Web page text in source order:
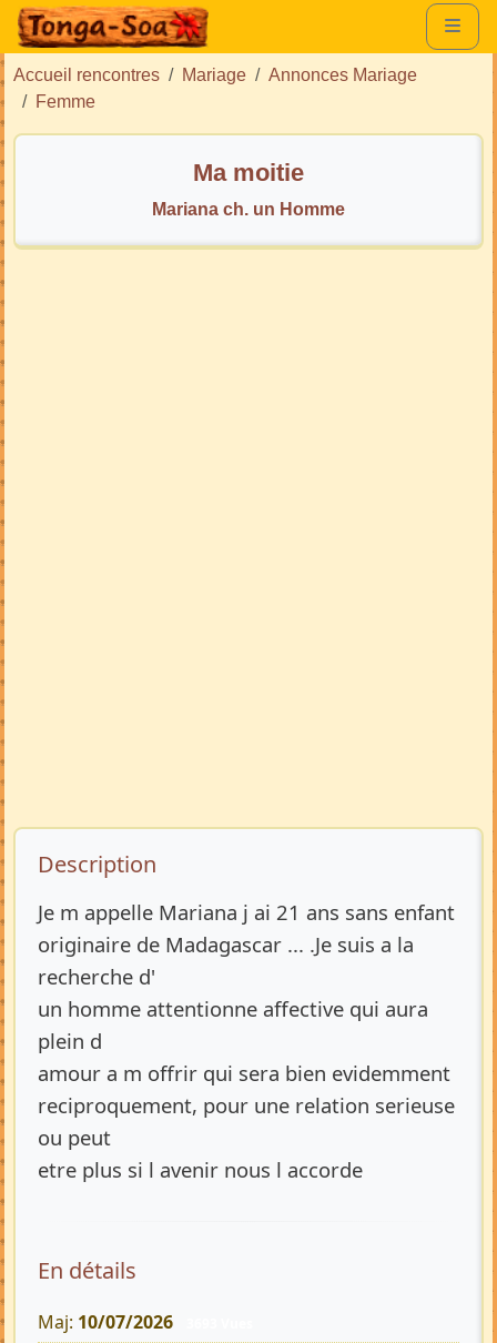
Accueil rencontres Mariage
Annonces Mariage
Femme
Ma moitie
Mariana ch. un Homme
Description de l’annonce
Description
Je m appelle Mariana j ai 21 ans sans enfant
originaire de Madagascar ... .Je suis a la
recherche d'
un homme attentionne affective qui aura
plein d
amour a m offrir qui sera bien evidemment
reciproquement, pour une relation serieuse
ou peut
etre plus si l avenir nous l accorde
En détails
Maj: 10/07/2026